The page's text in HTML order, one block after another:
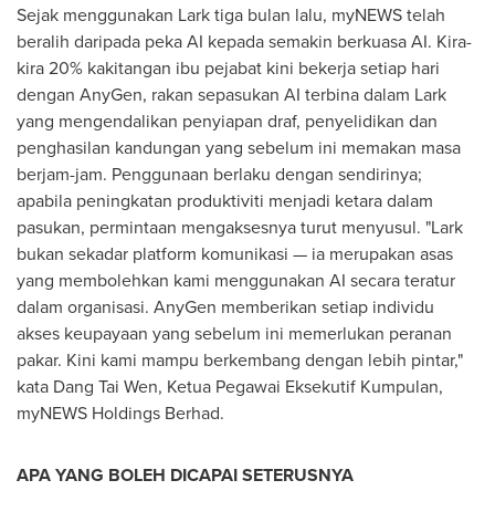
Sejak menggunakan Lark tiga bulan lalu, myNEWS telah
beralih daripada peka AI kepada semakin berkuasa AI. Kira-
kira 20% kakitangan ibu pejabat kini bekerja setiap hari
dengan AnyGen, rakan sepasukan AI terbina dalam Lark
yang mengendalikan penyiapan draf, penyelidikan dan
penghasilan kandungan yang sebelum ini memakan masa
berjam-jam. Penggunaan berlaku dengan sendirinya;
apabila peningkatan produktiviti menjadi ketara dalam
pasukan, permintaan mengaksesnya turut menyusul. "Lark
bukan sekadar platform komunikasi — ia merupakan asas
yang membolehkan kami menggunakan AI secara teratur
dalam organisasi. AnyGen memberikan setiap individu
akses keupayaan yang sebelum ini memerlukan peranan
pakar. Kini kami mampu berkembang dengan lebih pintar,"
kata Dang Tai Wen, Ketua Pegawai Eksekutif Kumpulan,
myNEWS Holdings Berhad.
APA YANG BOLEH DICAPAI SETERUSNYA